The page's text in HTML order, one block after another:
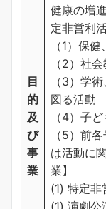
目
的
及
び
事
業
健康の増
定非営利
（1）保
（2）社
（3）学
図る活動
（4）子
（5）前
は活動に
業】
(1) 特定非
(1) 演劇公